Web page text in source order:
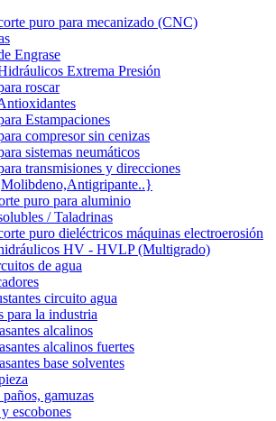
puro para mecanizado (CNC)
Engrase
Extrema Presión
roscar
Estampaciones
compresor sin cenizas
sistemas neumáticos
transmisiones y direcciones
puro para aluminio
/ Taladrinas
puro dieléctricos máquinas electroerosión
HV - HVLP (Multigrado)
de agua
circuito agua
para la industria
alcalinos
alcalinos fuertes
base solventes
gamuzas
escobones